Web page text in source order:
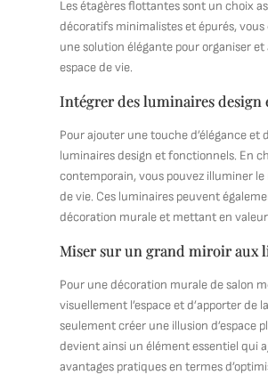
Les étagères flottantes sont un choix
décoratifs minimalistes et épurés,
une solution élégante pour organiser
espace de vie.
Intégrer des luminaires
Pour ajouter une touche d’élégance et
luminaires design et fonctionnels. En
contemporain, vous pouvez illuminer
de vie. Ces luminaires peuvent
décoration murale et mettant en
Miser sur un grand miroir aux
Pour une décoration murale de salon
visuellement l’espace et d’apporter
seulement créer une illusion d’espace
devient ainsi un élément essentiel qui
avantages pratiques en termes